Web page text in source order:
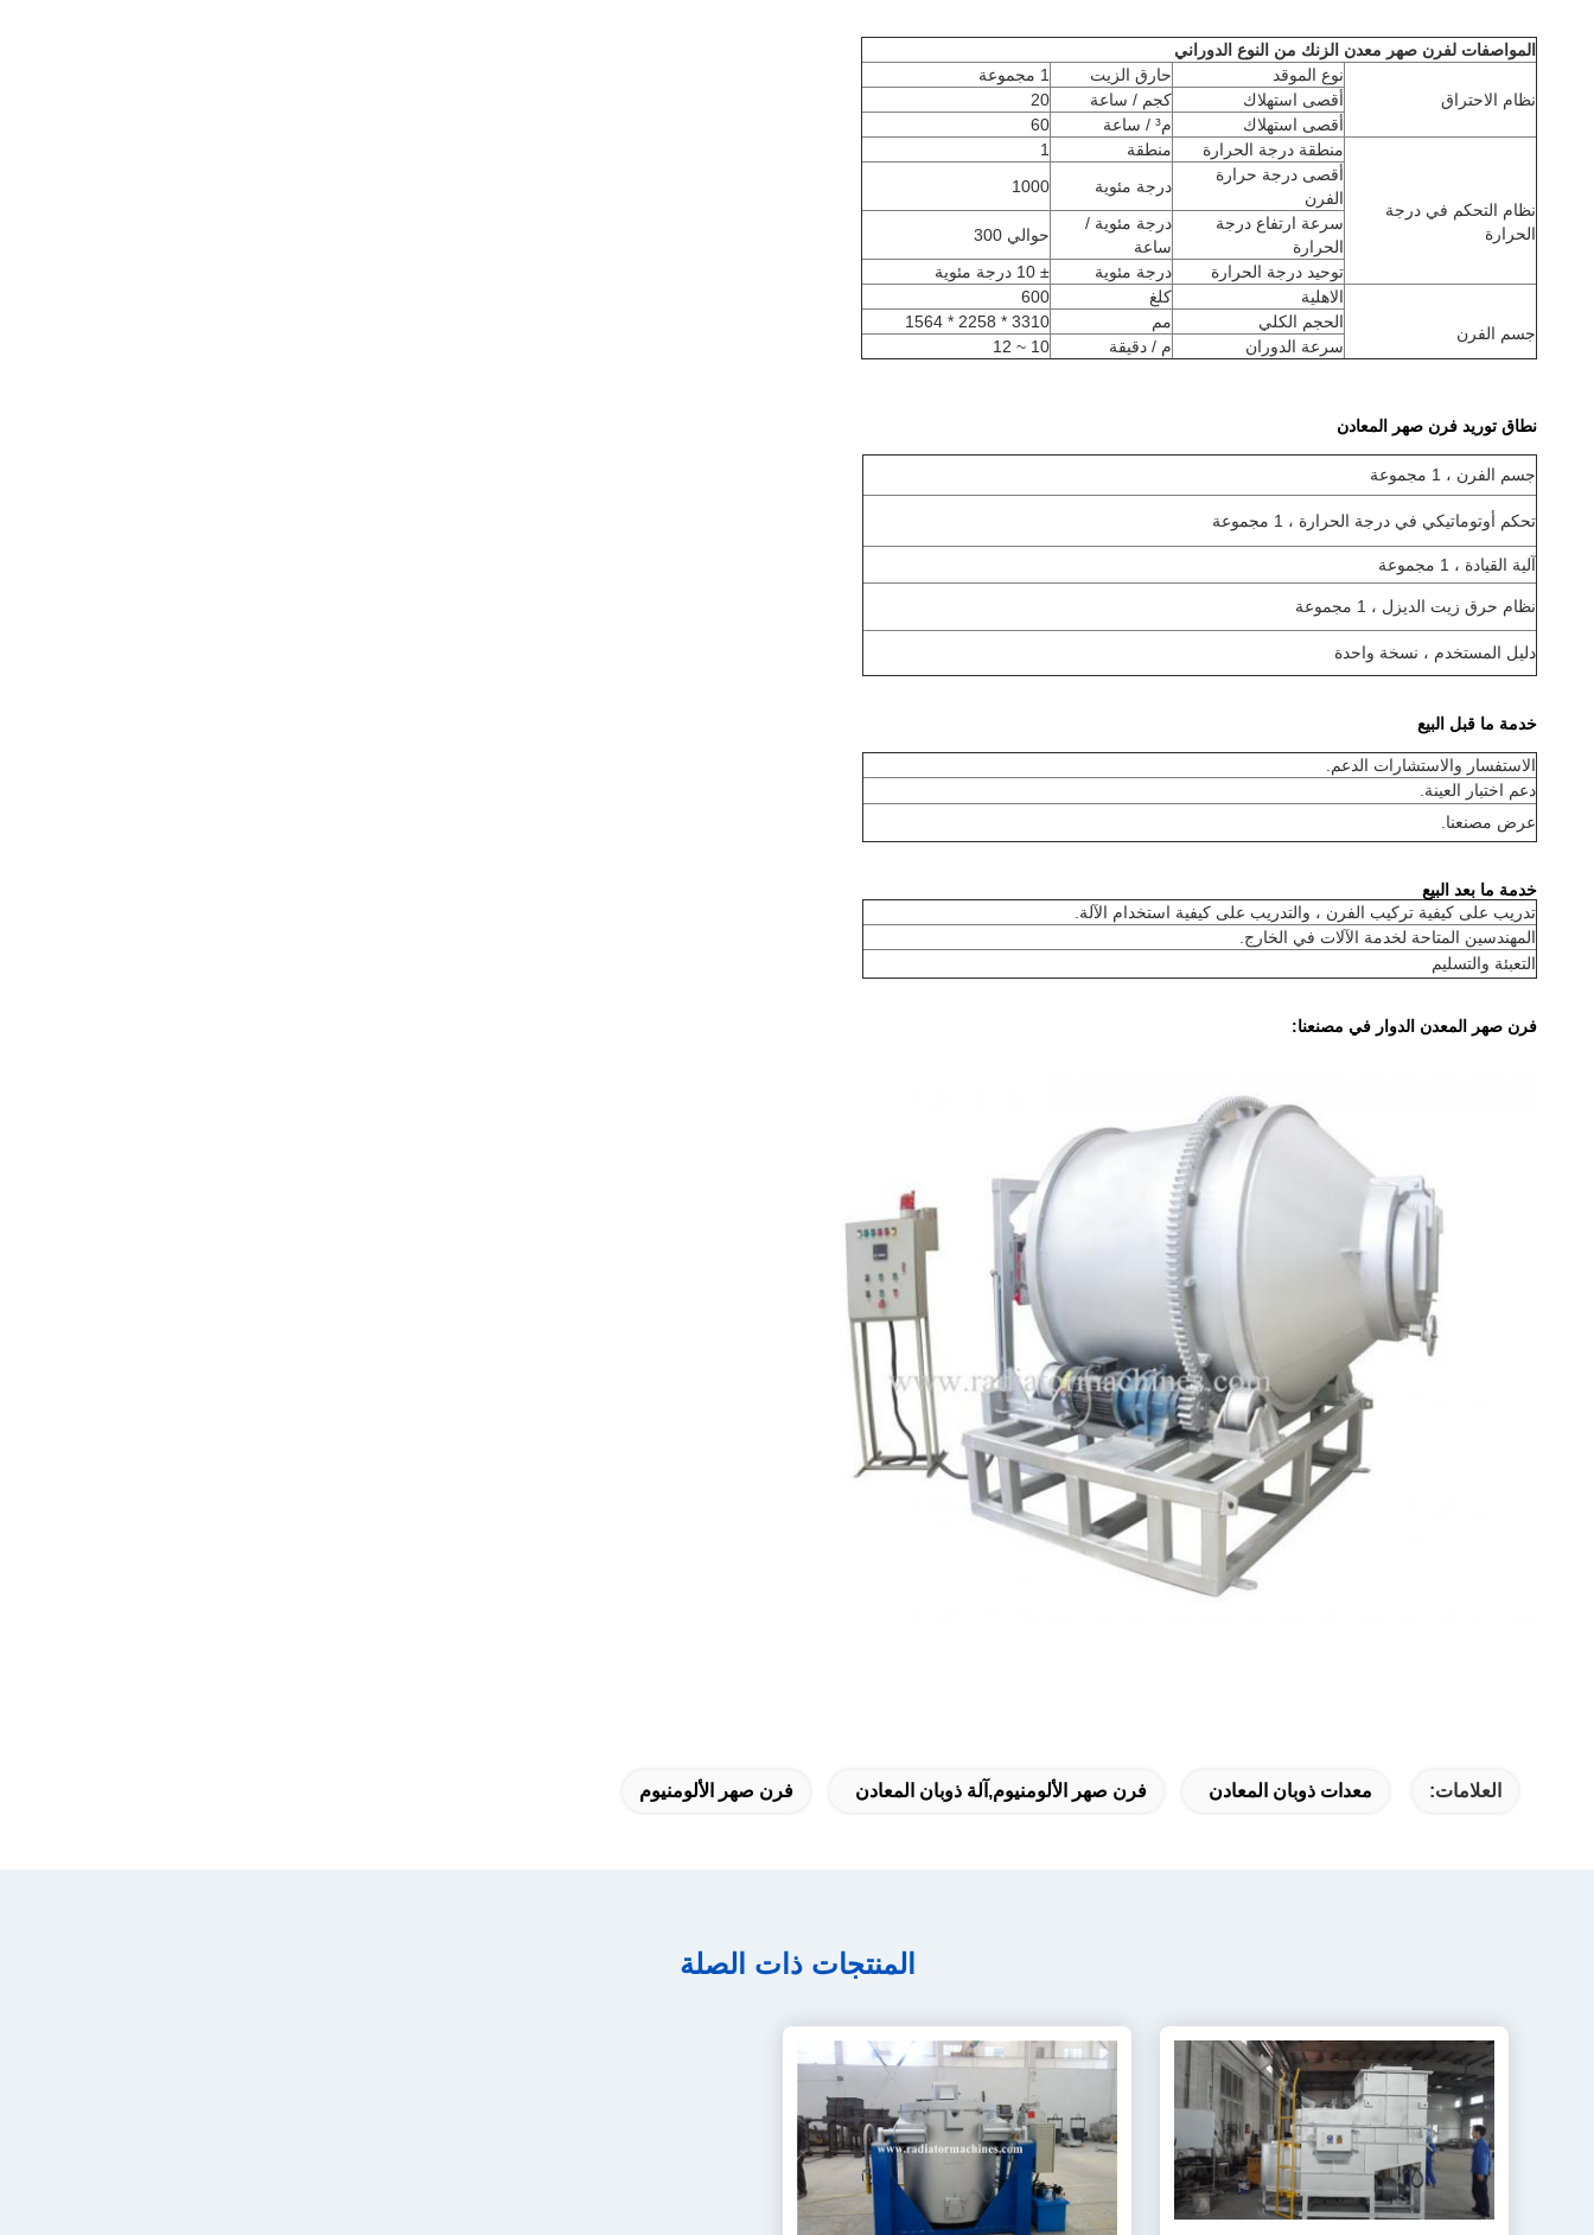
المواصفات لفرن صهر معدن الزنك من النوع الدوراني
نظام الاحتراق
نوع الموقد حارق الزيت
1 مجموعة
أقصى استهلاك
كجم / ساعة
20
أقصى استهلاك
م³ / ساعة 60
نظام التحكم في درجة
الحرارة
منطقة درجة الحرارة منطقة
1
أقصى درجة حرارة
الفرن
درجة مئوية
1000
سرعة ارتفاع درجة
الحرارة
درجة مئوية /
ساعة
حوالي 300
توحيد درجة الحرارة
درجة مئوية ± 10 درجة مئوية
جسم الفرن
الاهلية كلغ
600
الحجم الكلي
مم
3310 * 2258 * 1564
سرعة الدوران
م / دقيقة 10 ~ 12
نطاق توريد فرن صهر المعادن
جسم الفرن ، 1 مجموعة
تحكم أوتوماتيكي في درجة الحرارة ، 1 مجموعة
آلية القيادة ، 1 مجموعة
نظام حرق زيت الديزل ، 1 مجموعة
دليل المستخدم ، نسخة واحدة
خدمة ما قبل البيع
الاستفسار والاستشارات الدعم.
دعم اختبار العينة.
عرض مصنعنا.
خدمة ما بعد البيع
تدريب على كيفية تركيب الفرن ، والتدريب على كيفية استخدام الآلة.
المهندسين المتاحة لخدمة الآلات في الخارج.
التعبئة والتسليم
فرن صهر المعدن الدوار في مصنعنا:
العلامات: معدات ذوبان المعادن فرن صهر الألومنيوم,آلة ذوبان المعادن فرن صهر الألومنيوم
المنتجات ذات الصلة